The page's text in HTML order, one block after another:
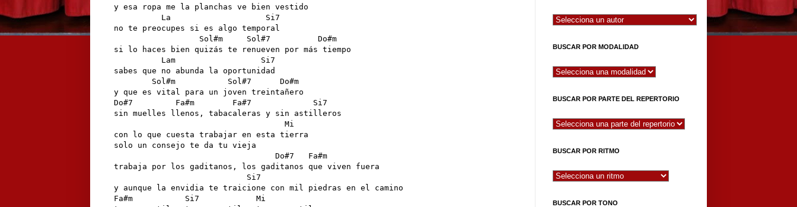
y esa ropa me la planchas ve bien vestido
          La                    Si7
no te preocupes si es algo temporal
                  Sol#m     Sol#7          Do#m
si lo haces bien quizás te renueven por más tiempo
          Lam                  Si7
sabes que no abunda la oportunidad
        Sol#m           Sol#7      Do#m
y que es vital para un joven treintañero
Do#7         Fa#m        Fa#7             Si7
sin muelles llenos, tabacaleras y sin astilleros
                                    Mi
con lo que cuesta trabajar en esta tierra
solo un consejo te da tu vieja
                                  Do#7   Fa#m
trabaja por los gaditanos, los gaditanos que viven fuera
                            Si7
y aunque la envidia te traicione con mil piedras en el camino
Fa#m           Si7            Mi
BUSCAR POR MODALIDAD
BUSCAR POR PARTE DEL REPERTORIO
BUSCAR POR RITMO
BUSCAR POR TONO